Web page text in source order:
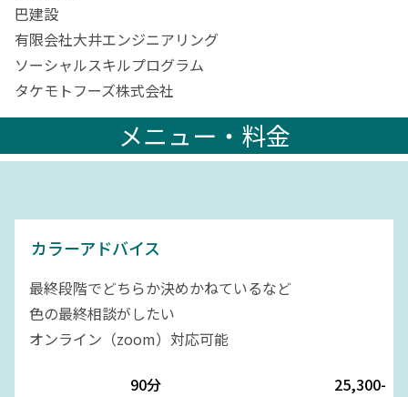
巴建設
有限会社⼤井エンジニアリング
ソーシャルスキルプログラム
タケモトフーズ株式会社
メニュー・料金
カラーアドバイス
最終段階でどちらか決めかねているなど
色の最終相談がしたい
オンライン（zoom）対応可能
90分 25,300-